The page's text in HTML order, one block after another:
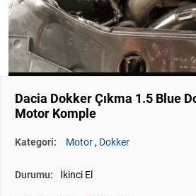
Dacia Dokker Çıkma 1.5 Blue
Motor Komple
Kategori: Motor , Dokker
Durumu: İkinci El